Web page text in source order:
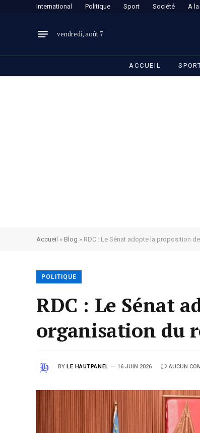
International Politique Sport Société A
vendredi, août 7
ACCUEIL
Accueil » Blog » RDC : Le Sénat adopte la proposition
POLITIQUE
RDC : Le Sénat
organisation du
BY LE HAUTPANEL 16 JUIN 2026 AUCUN